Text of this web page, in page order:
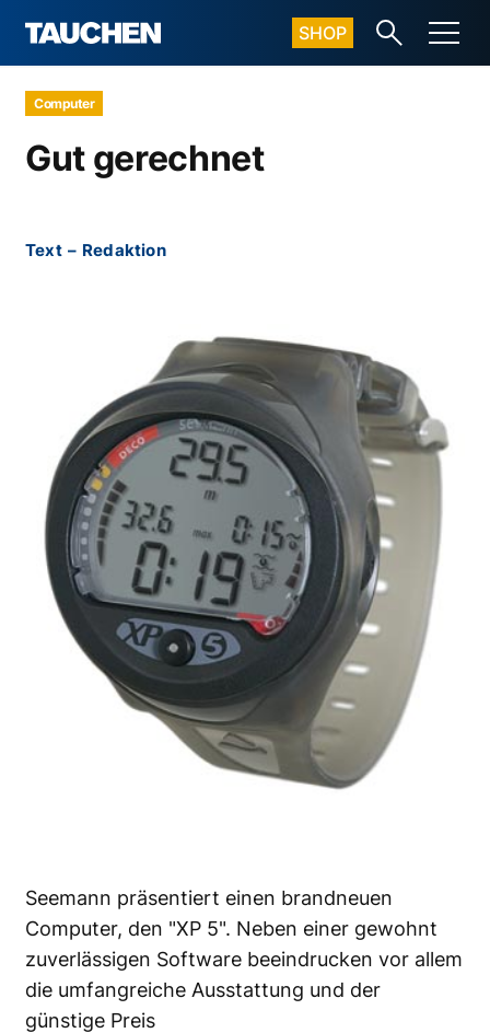
SHOP
Computer
Gut gerechnet
Text – Redaktion
Seemann präsentiert einen brandneuen
Computer, den "XP 5". Neben einer gewohnt
zuverlässigen Software beeindrucken vor allem
die umfangreiche Ausstattung und der
günstige Preis